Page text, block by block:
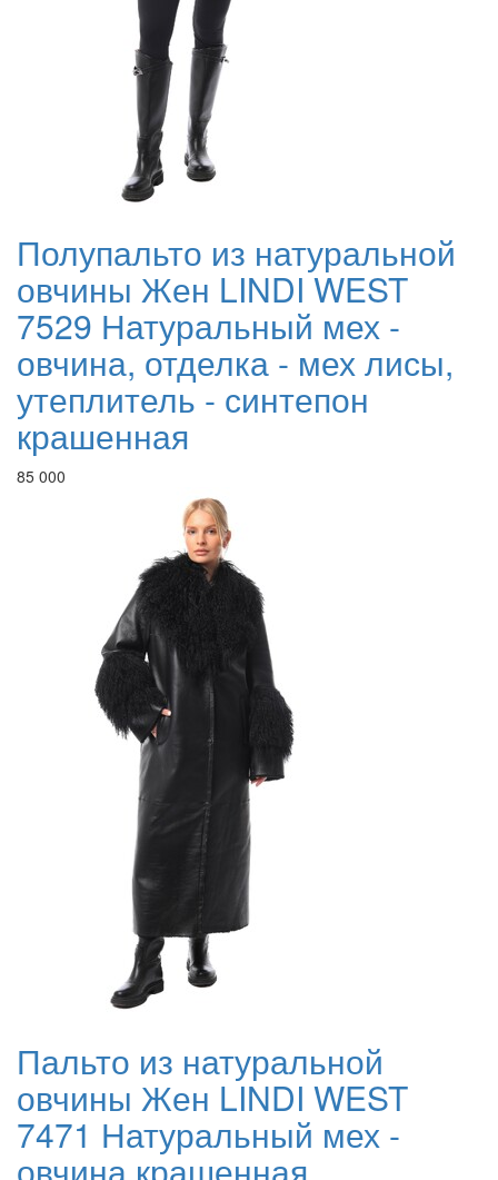
Полупальто из натуральной
овчины Жен LINDI WEST
7529 Натуральный мех -
овчина, отделка - мех лисы,
утеплитель - синтепон
крашенная
85 000
Пальто из натуральной
овчины Жен LINDI WEST
7471 Натуральный мех -